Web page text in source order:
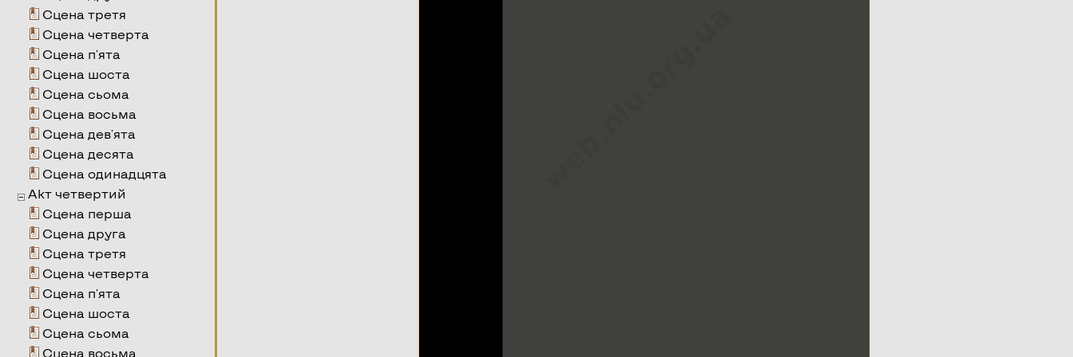
Сцена третя
Сцена четверта
Сцена п'ята
Сцена шоста
Сцена сьома
Сцена восьма
Сцена дев'ята
Сцена десята
Сцена одинадцята
Акт четвертий
Сцена перша
Сцена друга
Сцена третя
Сцена четверта
Сцена п'ята
Сцена шоста
Сцена сьома
Сцена восьма